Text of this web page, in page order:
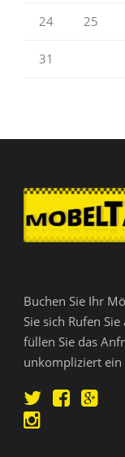
24 25
31
Buchen Sie Ihr
Sie sich Rufen
füllen Sie das
unkompliziert ein